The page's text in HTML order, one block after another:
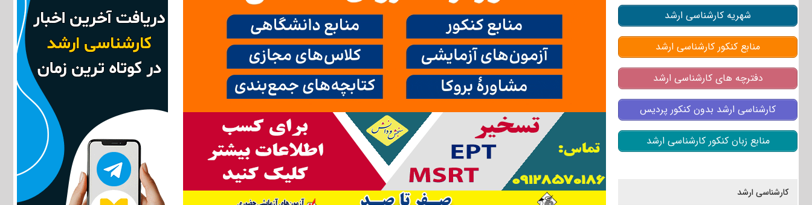
شهریه کارشناسی ارشد
منابع کنکور کارشناسی ارشد
دفترچه های کارشناسی ارشد
کارشناسی ارشد بدون کنکور پردیس
منابع زبان کنکور کارشناسی ارشد
کارشناسی ارشد